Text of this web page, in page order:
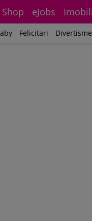
Shop eJobs
Felicitari